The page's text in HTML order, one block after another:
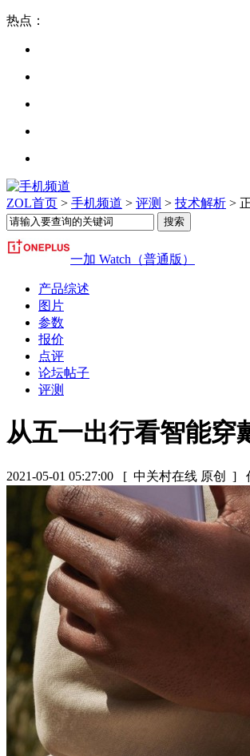
热点：
ZOL首页 > 手机频道 > 评测 > 技术解析 >
一加 Watch（普通版）
产品综述
图片
参数
报价
点评
论坛帖子
评测
从五一出行看智能穿
2021-05-01 05:27:00 [ 中关村在线 原创 ]